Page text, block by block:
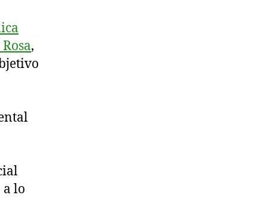
,
lo